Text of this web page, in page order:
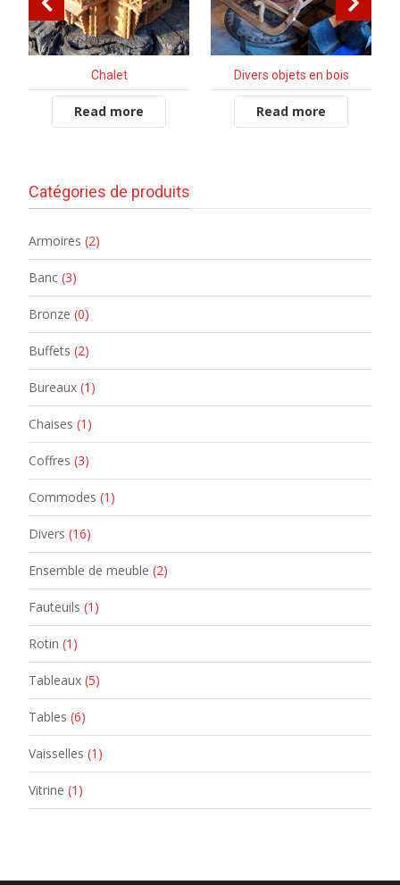
Chalet
Read more
Divers objets en bois
Read more
Catégories de produits
Armoires (2)
Banc (3)
Bronze (0)
Buffets (2)
Bureaux (1)
Chaises (1)
Coffres (3)
Commodes (1)
Divers (16)
Ensemble de meuble (2)
Fauteuils (1)
Rotin (1)
Tableaux (5)
Tables (6)
Vaisselles (1)
Vitrine (1)